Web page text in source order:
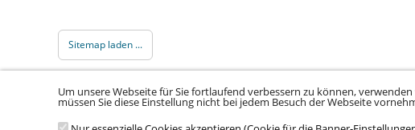
Sitemap laden ...
© 2026 Klinikum Würzburg Mitte gGmbH •Impressum• Datenschutz•
Um unsere Webseite für Sie fortlaufend verbessern zu können,
müssen Sie diese Einstellung nicht bei jedem Besuch der Webseite